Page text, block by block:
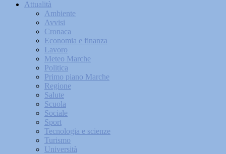
Attualità
Ambiente
Avvisi
Cronaca
Economia e finanza
Lavoro
Meteo Marche
Politica
Primo piano Marche
Regione
Salute
Scuola
Sociale
Sport
Tecnologia e scienze
Turismo
Università